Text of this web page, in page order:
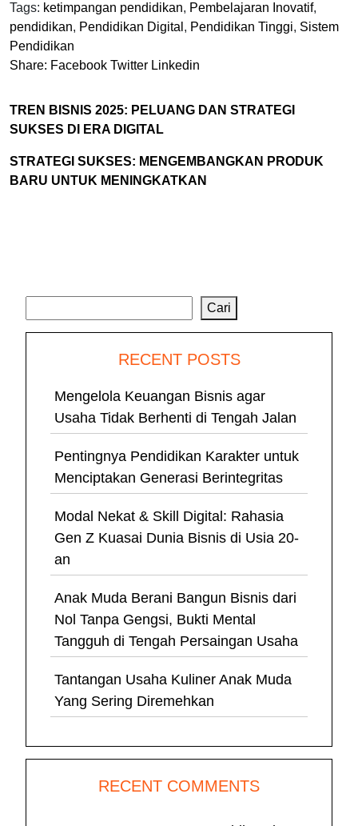
Tags: ketimpangan pendidikan, Pembelajaran Inovatif,
pendidikan, Pendidikan Digital , Pendidikan Tinggi, Sistem
Pendidikan
Share: Facebook Twitter Linkedin
TREN BISNIS 2025: PELUANG DAN STRATEGI
SUKSES DI ERA DIGITAL
STRATEGI SUKSES: MENGEMBANGKAN PRODUK
BARU UNTUK MENINGKATKAN
Cari
RECENT POSTS
Mengelola Keuangan Bisnis agar
Usaha Tidak Berhenti di Tengah Jalan
Pentingnya Pendidikan Karakter untuk
Menciptakan Generasi Berintegritas
Modal Nekat & Skill Digital: Rahasia
Gen Z Kuasai Dunia Bisnis di Usia 20-
an
Anak Muda Berani Bangun Bisnis dari
Nol Tanpa Gengsi, Bukti Mental
Tangguh di Tengah Persaingan Usaha
Tantangan Usaha Kuliner Anak Muda
Yang Sering Diremehkan
RECENT COMMENTS